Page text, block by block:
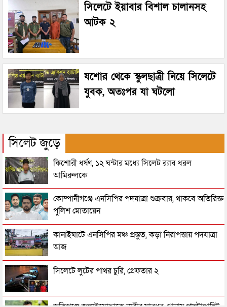
সিলেটে ইয়াবার বিশাল চালানসহ
আটক ২
যশোর থেকে স্কুলছাত্রী নিয়ে সিলেটে
যুবক, অতঃপর যা ঘটলো
সিলেট জুড়ে
কিশোরী ধর্ষণ, ১২ ঘন্টার মধ্যে সিলেট র‌্যাব ধরল
আমিরুলকে
কোম্পানীগঞ্জে এনসিপির পদযাত্রা শুক্রবার, থাকবে অতিরিক্ত
পুলিশ মোতায়েন
কানাইঘাটে এনসিপির মঞ্চ প্রস্তুত, কড়া নিরাপত্তায় পদযাত্রা
আজ
সিলেটে লুটের পাথর চুরি, গ্রেফতার ২